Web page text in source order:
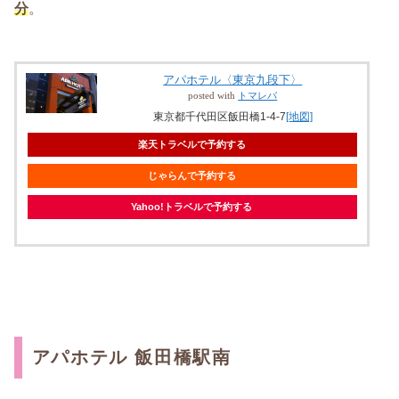
分。
アパホテル〈東京九段下〉
posted with トマレバ
東京都千代田区飯田橋1-4-7 [地図]
楽天トラベルで予約する
じゃらんで予約する
Yahoo!トラベルで予約する
アパホテル 飯田橋駅南